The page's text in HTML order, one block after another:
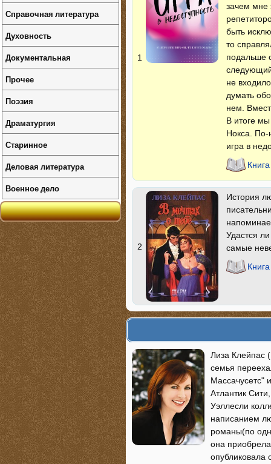
1
зачем мне
быть
то
подальше
не
думать
нем.
В итоге
Нокса. По-
игра в
2
История
Удастся
самые
Лиза Клейпас
семья
Массачусетс"
Атлантик
Уэллесли
написанием
романы(по
она
опубликовала
Справочная литература
Духовность
Документальная
Прочее
Поэзия
Драматургия
Старинное
Деловая литература
Военное дело